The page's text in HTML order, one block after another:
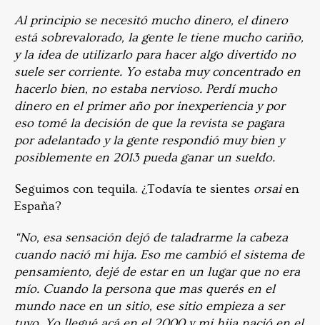
Al principio se necesitó mucho dinero, el dinero
está sobrevalorado, la gente le tiene mucho cariño,
y la idea de utilizarlo para hacer algo divertido no
suele ser corriente. Yo estaba muy concentrado en
hacerlo bien, no estaba nervioso. Perdí mucho
dinero en el primer año por inexperiencia y por
eso tomé la decisión de que la revista se pagara
por adelantado y la gente respondió muy bien y
posiblemente en 2013 pueda ganar un sueldo.
Seguimos con tequila. ¿Todavía te sientes orsaien
España?
“No, esa sensación dejó de taladrarme la cabeza
cuando nació mi hija. Eso me cambió el sistema de
pensamiento, dejé de estar en un lugar que no era
mío. Cuando la persona que mas querés en el
mundo nace en un sitio, ese sitio empieza a ser